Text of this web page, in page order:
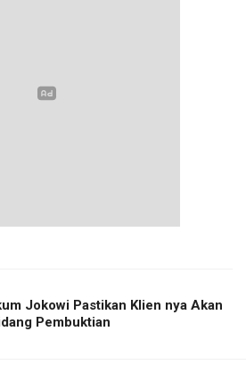
Jokowi Pastikan Klien nya Akan
Pembuktian